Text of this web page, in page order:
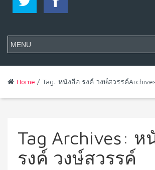
Home / Tag: หนังสือ รงค์ วงษ์สวรรค์
Tag Archives: ห
รงค์ วงษ์สวรรค์